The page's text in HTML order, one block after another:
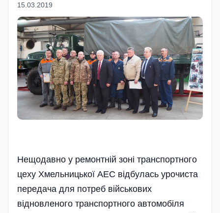
15.03.2019
Нещодавно у ремонтній зоні транспортного
цеху Хмельницької АЕС відбулась урочиста
передача для потреб військових
відновленого транспортного автомобіля